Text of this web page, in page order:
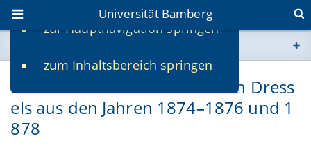
zur Hauptnavigation springen
zum Inhaltsbereich springen
Universität Bamberg
www.uni-bamberg.de
univis.uni-bamberg.de
Die Reisenotizbücher Heinrich Dress
els aus den Jahren 1874–1876 und 1
878